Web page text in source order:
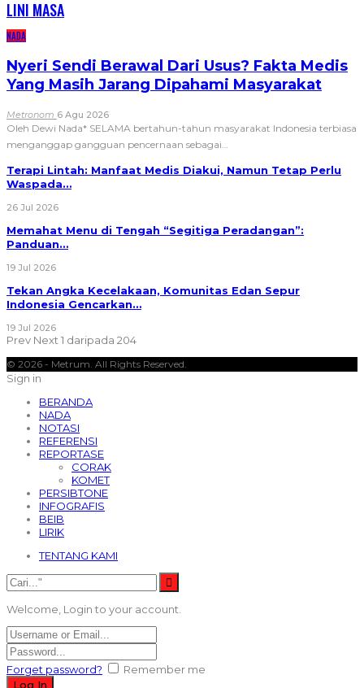
LINI MASA
NADA
Nyeri Sendi Berawal Dari Usus? Fakta Medis
Yang Masih Jarang Dipahami Masyarakat
Metronom 6 Agu 2026
Oleh Dewi Nada* SELAMA bertahun-tahun masyarakat Indonesia terbiasa
menganggap gangguan pencernaan sebagai…
Terapi Lintah: Manfaat Medis Diakui, Namun Tetap Perlu
Waspada…
26 Jul 2026
Memahat Menu di Tengah “Segitiga Peradangan”:
Panduan…
19 Jul 2026
Tekan Angka Kecelakaan, Komunitas Edan Sepur
Indonesia Gencarkan…
19 Jul 2026
Prev Next 1 daripada 204
© 2026 - Metrum. All Rights Reserved.
Sign in
BERANDA
NADA
NOTASI
REFERENSI
REPORTASE
CORAK
KOMET
PERSIBTONE
INFOGRAFIS
BEIB
LIRIK
TENTANG KAMI
Welcome, Login to your account.
Forget password? Remember me